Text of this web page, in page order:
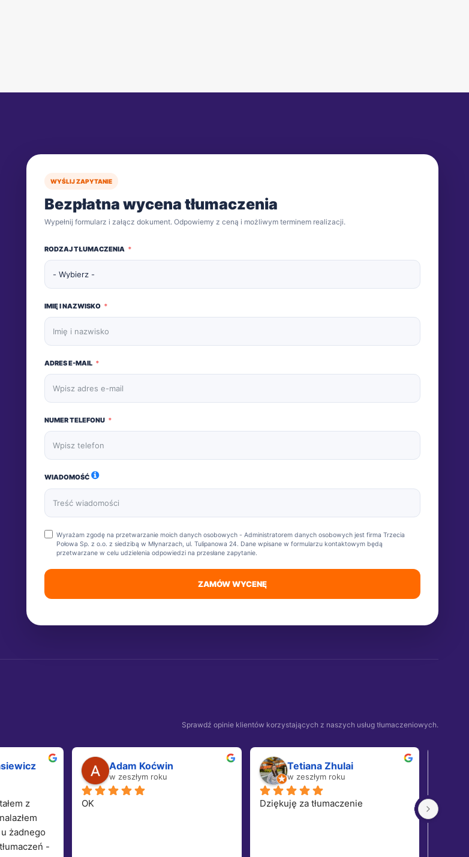
WYŚLIJ ZAPYTANIE
Bezpłatna wycena tłumaczenia
Wypełnij formularz i załącz dokument. Odpowiemy z ceną i możliwym terminem realizacji.
RODZAJ TŁUMACZENIA
IMIĘ I NAZWISKO
ADRES E-MAIL
NUMER TELEFONU
WIADOMOŚĆ
Wyrażam zgodę na przetwarzanie moich danych osobowych - Administratorem danych osobowych jest firma Trzecia
Połowa Sp. z o.o. z siedzibą w Młynarzach, ul. Tulipanowa 24. Dane wpisane w formularzu kontaktowym będą
przetwarzane w celu udzielenia odpowiedzi na przesłane zapytanie.
ZAMÓW WYCENĘ
Sprawdź opinie klientów korzystających z naszych usług tłumaczeniowych.
z
żadnego
-
Adam Koćwin
w zeszłym roku
OK
Tetiana Zhulai
w zeszłym roku
Dziękuję za tłumaczenie